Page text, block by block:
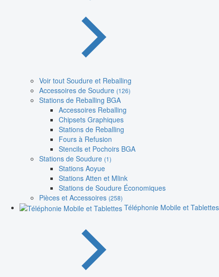
Voir tout Soudure et Reballing
Accessoires de Soudure (126)
Stations de Reballing BGA
Accessoires Reballing
Chipsets Graphiques
Stations de Reballing
Fours à Refusion
Stencils et Pochoirs BGA
Stations de Soudure (1)
Stations Aoyue
Stations Atten et Mlink
Stations de Soudure Économiques
Pièces et Accessoires (258)
Téléphonie Mobile et Tablettes